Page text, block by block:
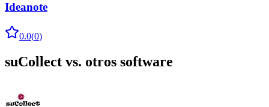
Ideanote
0.0(0)
suCollect vs. otros software